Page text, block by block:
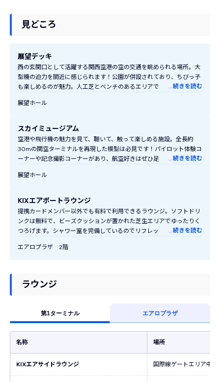
見どころ
展望デッキ
西の玄関口として活躍する関西空港の空の交通を眺められる場所。大
型機の迫力を間近に感じられます！公園が併設されており、ちびっ子
も楽しめるのが魅力。人工芝とベンチのあるエリアでは、コーヒーや
続きを読む
展望ホール
スカイミュージアム
空港や飛行機の魅力を見て、聴いて、触って楽しめる施設。全長約
30mの関空ターミナルを再現した模型は必見です！パイロット体験コ
ーナーや記念撮影コーナーがあり、航空好きはぜひ足を運んでほしい
続きを読む
展望ホール
KIXエアポートラウンジ
提携カードメンバー以外でも有料で利用できるラウンジ。ソフトドリ
ンクは無料で、ビーズクッションが置かれた芝生エリアでゆったりく
つろげます。シャワー室を完備しているのでリフレッシュしたい方に
続きを読む
エアロプラザ 2階
ラウンジ
第1ターミナル エアロプラザ
名称 場所
KIXエアサイドラウンジ 国際線ゲートエリア中央